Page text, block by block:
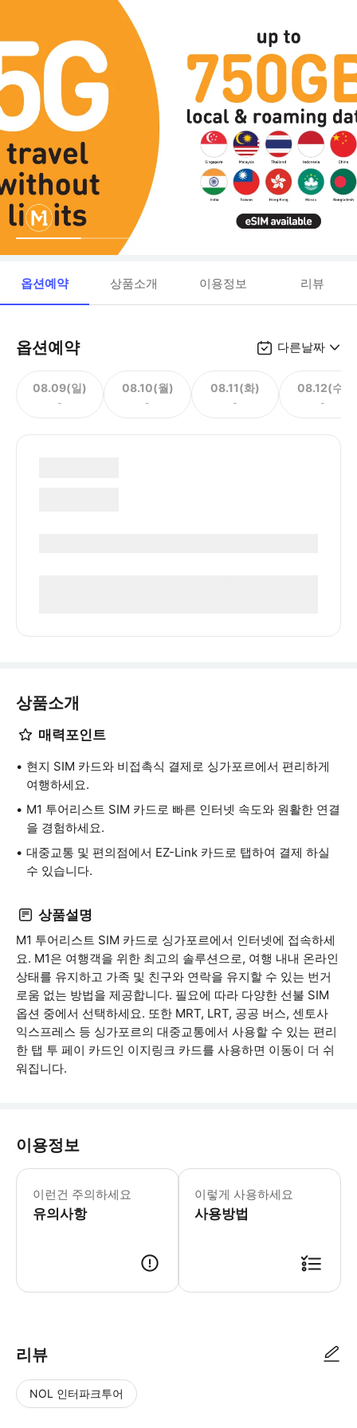
옵션예약 상품소개 이용정보 리뷰
옵션예약 다른날짜
08.09(일)
-
08.10(월)
-
08.11(화)
-
08.12(수)
-
상품소개
매력포인트
현지 SIM 카드와 비접촉식 결제로 싱가포르에서 편리하게
여행하세요.
M1 투어리스트 SIM 카드로 빠른 인터넷 속도와 원활한 연결
을 경험하세요.
대중교통 및 편의점에서 EZ-Link 카드로 탭하여 결제 하실
수 있습니다.
상품설명
M1 투어리스트 SIM 카드로 싱가포르에서 인터넷에 접속하세
요. M1은 여행객을 위한 최고의 솔루션으로, 여행 내내 온라인
상태를 유지하고 가족 및 친구와 연락을 유지할 수 있는 번거
로움 없는 방법을 제공합니다. 필요에 따라 다양한 선불 SIM
옵션 중에서 선택하세요. 또한 MRT, LRT, 공공 버스, 센토사
익스프레스 등 싱가포르의 대중교통에서 사용할 수 있는 편리
한 탭 투 페이 카드인 이지링크 카드를 사용하면 이동이 더 쉬
워집니다.
이용정보
이런건 주의하세요
유의사항
필수 안내: - 제공되는 모든 SIM 카드
이렇게 사용하세요
사용방법
리뷰
NOL 인터파크투어